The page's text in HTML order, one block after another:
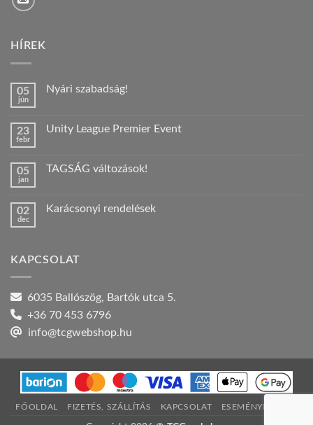
HÍREK
05
jún
Nyári szabadság!
Nyári
23
febr
Unity League Premier Event
Unity
bejegyzéshez
05
jan
TAGSÁG változások!
TAGSÁG
02
dec
Karácsonyi rendelések
rendelések
KAPCSOLAT
6035 Ballószög, Bartók utca 5.
+36 70 453 6796
info@tcgwebshop.hu
FŐOLDAL FIZETÉS, SZÁLLÍTÁS KAPCSOLAT ESEMÉNYNAPTÁR